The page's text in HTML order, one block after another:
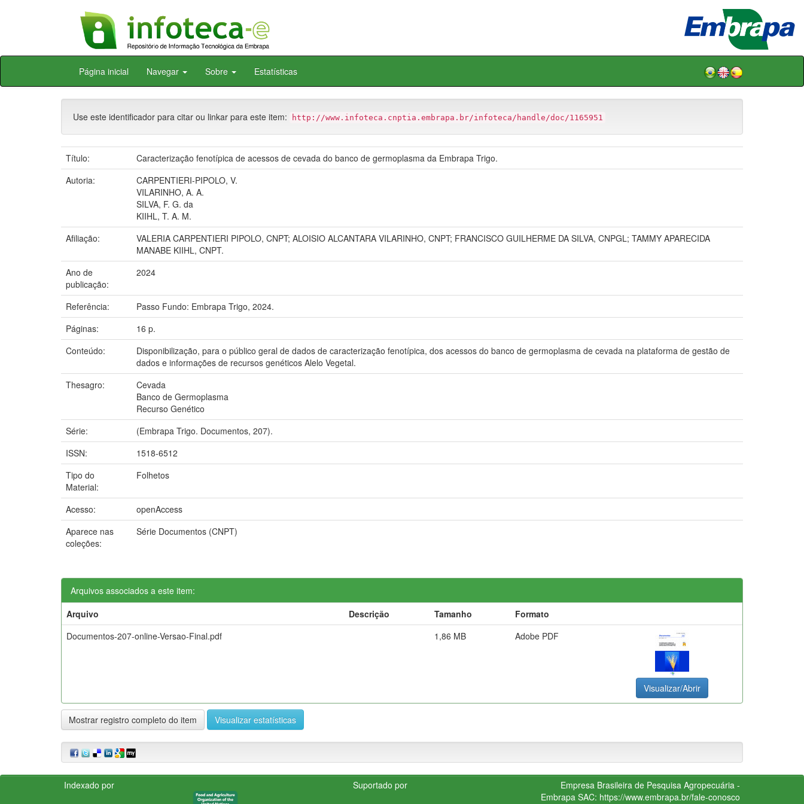
Skip
Página inicial Navegar Sobre Estatísticas
Use este identificador para citar ou linkar para este item: http://www.infoteca.cnptia.embrapa.br/infoteca/handle/doc/1165951
Título:
Caracterização fenotípica de acessos de cevada do banco de germoplasma da Embrapa Trigo.
Autoria:
CARPENTIERI-PIPOLO, V.
VILARINHO, A. A.
SILVA, F. G. da
KIIHL, T. A. M.
Afiliação:
VALERIA CARPENTIERI PIPOLO, CNPT; ALOISIO ALCANTARA VILARINHO, CNPT; FRANCISCO GUILHERME DA SILVA, CNPGL; TAMMY APARECIDA
MANABE KIIHL, CNPT.
Ano de
publicação:
2024
Referência:
Passo Fundo: Embrapa Trigo, 2024.
Páginas:
16 p.
Conteúdo:
Disponibilização, para o público geral de dados de caracterização fenotípica, dos acessos do banco de germoplasma de cevada na plataforma de gestão de
dados e informações de recursos genéticos Alelo Vegetal.
Thesagro:
Cevada
Banco de Germoplasma
Recurso Genético
Série:
(Embrapa Trigo. Documentos, 207).
ISSN:
1518-6512
Tipo do
Material:
Folhetos
Acesso:
openAccess
Aparece nas
coleções:
Série Documentos (CNPT)
Arquivos associados a este item:
Arquivo
Descrição Tamanho
Formato
Documentos-207-online-Versao-Final.pdf
1,86 MB Adobe PDF
Visualizar/Abrir
Mostrar registro completo do item Visualizar estatísticas
Indexado por Suportado por
Empresa Brasileira de Pesquisa Agropecuária -
Embrapa SAC: https://www.embrapa.br/fale-conosco